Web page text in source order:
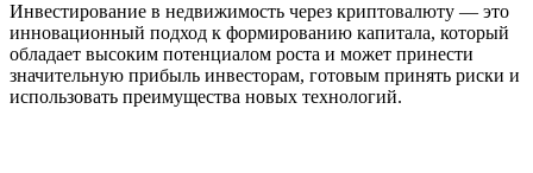
Инвестирование в недвижимость через криптовалюту — это
инновационный подход к формированию капитала, который
обладает высоким потенциалом роста и может принести
значительную прибыль инвесторам, готовым принять риски и
использовать преимущества новых технологий.